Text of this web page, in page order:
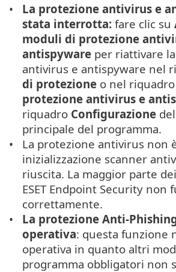
La protezione antivirus e
stata interrotta: fare clic su
moduli di protezione
antispyware per riattivare
antivirus e antispyware nel
di protezione o nel
protezione antivirus e
riquadro Configurazione
principale del programma.
La protezione antivirus non
inizializzazione scanner
riuscita. La maggior parte
ESET Endpoint Security non
correttamente.
La protezione Anti-
operativa: questa funzione
operativa in quanto altri
programma obbligatori non